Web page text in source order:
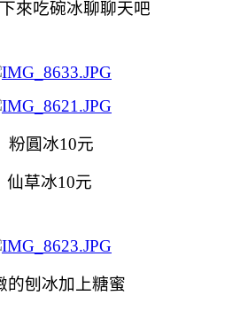
來吃碗冰聊聊天吧
粉圓冰10元
仙草冰10元
的刨冰加上糖蜜